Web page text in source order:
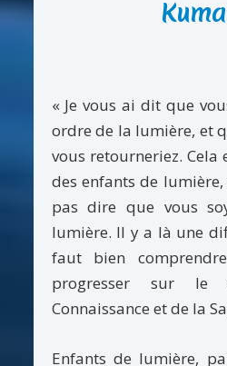
« Je vous ai dit que
ordre de la lumière, et
vous retourneriez. Cela
des enfants de
pas dire que vous
lumière. Il y a là une
faut bien
progresser sur
Connaissance et de la
Enfants de lumière,